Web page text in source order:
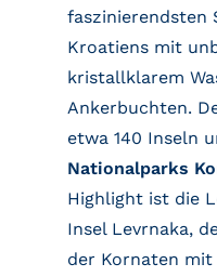
faszinierendsten
Kroatiens mit
kristallklarem
Ankerbuchten.
etwa 140 Inseln
Nationalparks
Highlight ist die
Insel Levrnaka,
der Kornaten